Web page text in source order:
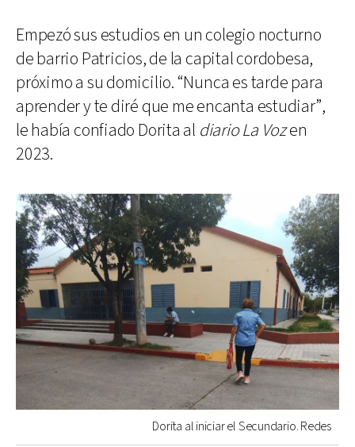
Empezó sus estudios en un colegio nocturno
de barrio Patricios, de la capital cordobesa,
próximo a su domicilio. “Nunca es tarde para
aprender y te diré que me encanta estudiar”,
le había confiado Dorita al diario La Vozen
2023.
Dorita al iniciar el Secundario. Redes